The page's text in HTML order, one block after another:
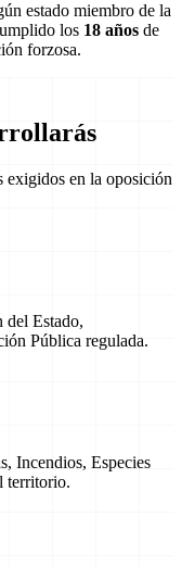
estado miembro de la
los 18 años de
forzosa.
exigidos en la oposición
del Estado,
Pública regulada.
Incendios, Especies
territorio.